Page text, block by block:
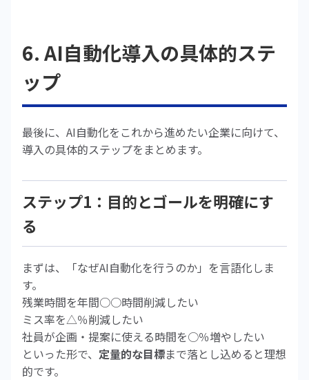
6. AI自動化導入の具体的ステ
ップ
最後に、AI自動化をこれから進めたい企業に向けて、
導入の具体的ステップをまとめます。
ステップ1：目的とゴールを明確にす
る
まずは、「なぜAI自動化を行うのか」を言語化しま
す。
残業時間を年間○○時間削減したい
ミス率を△％削減したい
社員が企画・提案に使える時間を○％増やしたい
といった形で、 定量的な目標まで落とし込めると理想
的です。